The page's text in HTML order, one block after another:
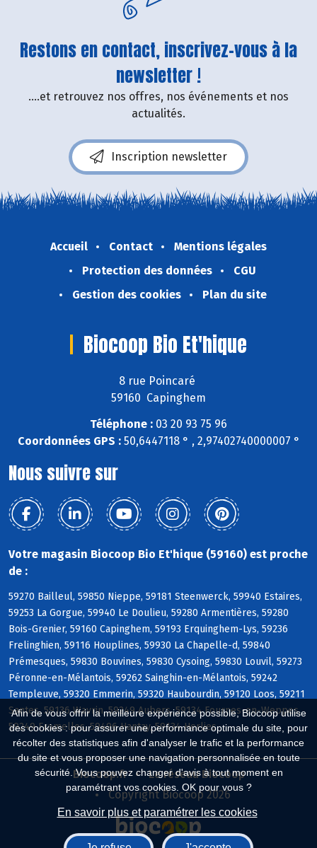
Afin de vous offrir la meilleure expérience possible, Biocoop utilise
des cookies : pour assurer une performance optimale du site, pour
récolter des statistiques afin d'analyser le trafic et la performance
du site et vous proposer une navigation personnalisée en toute
sécurité. Vous pouvez changer d'avis à tout moment en
paramétrant vos cookies. OK pour vous ?
En savoir plus et paramétrer les cookies
Restons en contact, inscrivez-vous à la
newsletter !
....et retrouvez nos offres, nos événements et nos
actualités.
Inscription newsletter
Accueil Contact
Mentions légales
Protection des données
CGU
Gestion des cookies
Plan du site
Biocoop Bio Et'hique
8 rue Poincaré
59160 Capinghem
Téléphone : 03 20 93 75 96
Coordonnées GPS :50,6447118 ° , 2,97402740000007 °
Nous suivre sur
Votre magasin Biocoop Bio Et'hique (59160) est proche
de :
59270 Bailleul, 59850 Nieppe, 59181 Steenwerck, 59940 Estaires,
59253 La Gorgue, 59940 Le Doulieu, 59280 Armentières, 59280
Bois-Grenier, 59160 Capinghem, 59193 Erquinghem-Lys, 59236
Frelinghien, 59116 Houplines, 59930 La Chapelle-d, 59840
Prémesques, 59830 Bouvines, 59830 Cysoing, 59830 Louvil, 59273
Péronne-en-Mélantois, 59262 Sainghin-en-Mélantois, 59242
Templeuve, 59320 Emmerin, 59320 Haubourdin, 59120 Loos, 59211
Santes, 59136 Wavrin, 59249 Aubers, 59134 Fournes-en-Weppes,
59249 Fromelles, 59496 Hantay, 59134 Herlies
Biocoop.fr
Le réseau Biocoop
Copyright Biocoop 2026